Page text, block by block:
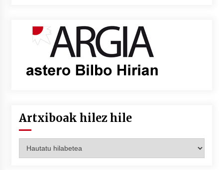
Artxiboak hilez hile
hilez